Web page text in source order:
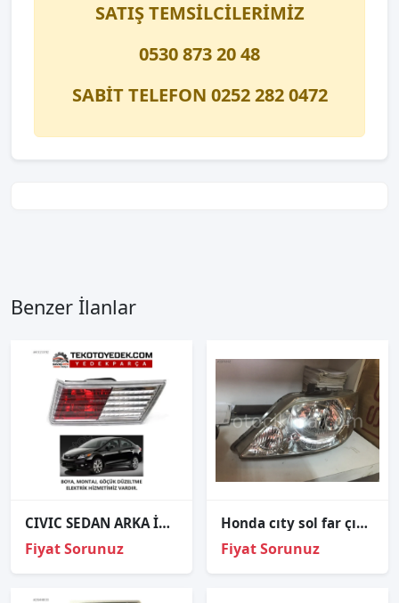
SATIŞ TEMSİLCİLERİMİZ
0530 873 20 48
SABİT TELEFON 0252 282 0472
Benzer İlanlar
CIVIC SEDAN ARKA İÇ STOP SAĞ SOL 2012 2013 2014 2015 2016
Fiyat Sorunuz
Honda cıty sol far çıkma ORJİNAL
Fiyat Sorunuz